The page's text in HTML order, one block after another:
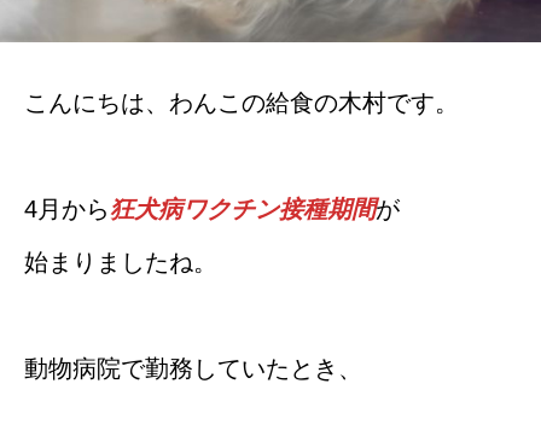
こんにちは、わんこの給食の木村です。
4月から狂犬病ワクチン接種期間が
始まりましたね。
動物病院で勤務していたとき、